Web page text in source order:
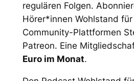
regulären Folgen.
Hörer*innen Wohlstand
Community-Plattformen
Patreon. Eine
Euro im Monat.